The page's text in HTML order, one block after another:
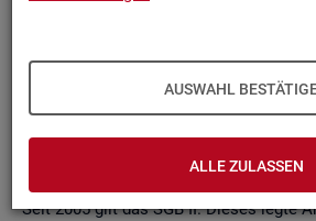
AUSWAHL
ALLE ZULASSEN
Grund­la­ge kön­nen Be­stän­de, Zu- und
tungs­hö­hen und viele an­de­re
telt wer­den. Die Werte lie­gen re­gio­nal
nach viel­fäl­ti­gen so­zio­de­mo­gra­fi­schen
Seit 2005 gilt das SGB II. Die­ses legte